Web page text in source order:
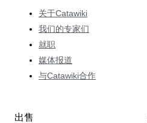
关于Catawiki
我们的专家们
就职
媒体报道
与Catawiki合作
出售